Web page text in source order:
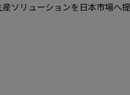
ソリューションを日本市場へ提